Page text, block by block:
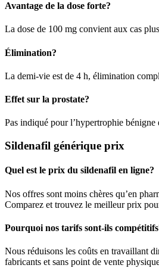
Avantage de la dose forte?
La dose de 100 mg convient aux cas
Élimination?
La demi-vie est de 4 h, élimination
Effet sur la prostate?
Pas indiqué pour l’hypertrophie bénigne
Sildenafil générique prix
Quel est le prix du sildenafil en ligne?
Nos offres sont moins chères qu’en
Comparez et trouvez le meilleur prix
Pourquoi nos tarifs sont-ils
Nous réduisons les coûts en travaillant
fabricants et sans point de vente